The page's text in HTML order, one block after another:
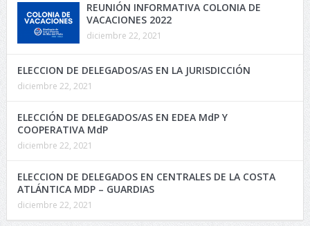
REUNIÓN INFORMATIVA COLONIA DE
VACACIONES 2022
diciembre 22, 2021
ELECCION DE DELEGADOS/AS EN LA JURISDICCIÓN
diciembre 22, 2021
ELECCIÓN DE DELEGADOS/AS EN EDEA MdP Y
COOPERATIVA MdP
diciembre 22, 2021
ELECCION DE DELEGADOS EN CENTRALES DE LA COSTA
ATLÁNTICA MDP – GUARDIAS
diciembre 22, 2021